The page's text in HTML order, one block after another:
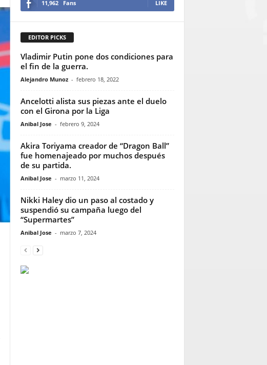
11,962 Fans LIKE
EDITOR PICKS
Vladimir Putin pone dos condiciones para
el fin de la guerra.
Alejandro Munoz - febrero 18, 2022
Ancelotti alista sus piezas ante el duelo
con el Girona por la Liga
Anibal Jose - febrero 9, 2024
Akira Toriyama creador de “Dragon Ball”
fue homenajeado por muchos después
de su partida.
Anibal Jose - marzo 11, 2024
Nikki Haley dio un paso al costado y
suspendió su campaña luego del
“Supermartes”
Anibal Jose - marzo 7, 2024